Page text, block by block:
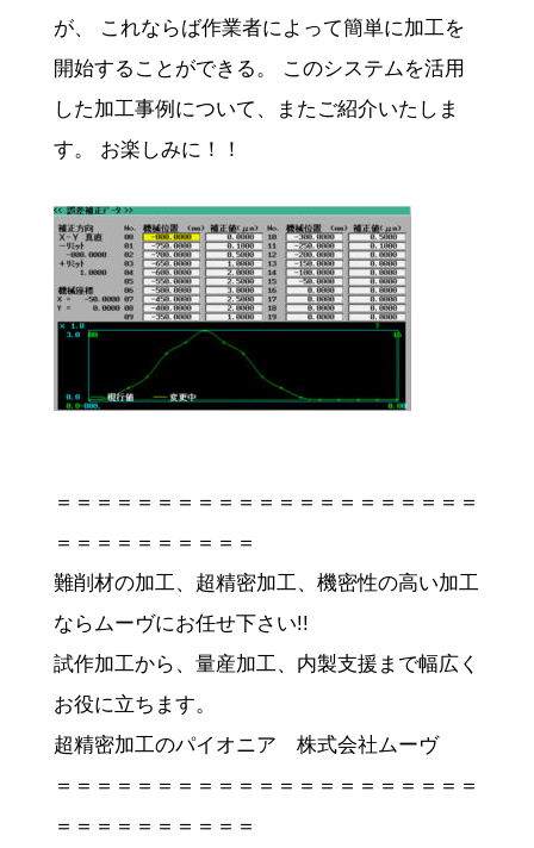
が、 これならば作業者によって簡単に加工を
開始することができる。 このシステムを活用
した加工事例について、またご紹介いたしま
す。 お楽しみに！！
＝＝＝＝＝＝＝＝＝＝＝＝＝＝＝＝＝＝＝＝＝
＝＝＝＝＝＝＝＝＝＝
難削材の加工、超精密加工、機密性の高い加工
ならムーヴにお任せ下さい!!
試作加工から、量産加工、内製支援まで幅広く
お役に立ちます。
超精密加工のパイオニア 株式会社ムーヴ
＝＝＝＝＝＝＝＝＝＝＝＝＝＝＝＝＝＝＝＝＝
＝＝＝＝＝＝＝＝＝＝